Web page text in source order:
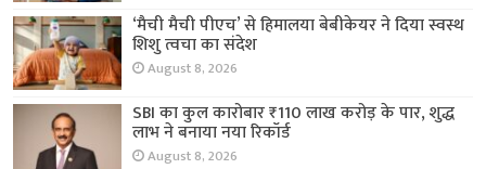
‘मैची मैची पीएच’ से हिमालया बेबीकेयर ने दिया स्वस्थ
शिशु त्वचा का संदेश
August 8, 2026
SBI का कुल कारोबार ₹110 लाख करोड़ के पार, शुद्ध
लाभ ने बनाया नया रिकॉर्ड
August 8, 2026